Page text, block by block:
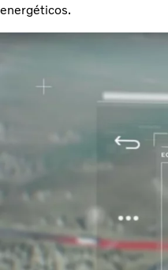
energéticos.